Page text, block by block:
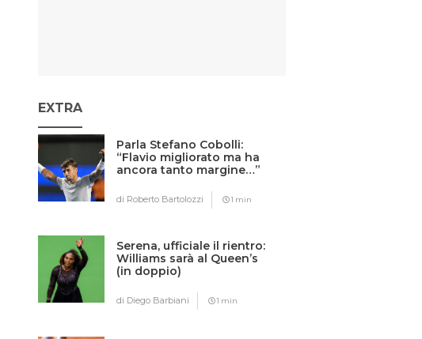
EXTRA
Parla Stefano Cobolli:
“Flavio migliorato ma ha
ancora tanto margine…”
di Roberto Bartolozzi 1 min
Serena, ufficiale il rientro:
Williams sarà al Queen’s
(in doppio)
di Diego Barbiani 1 min